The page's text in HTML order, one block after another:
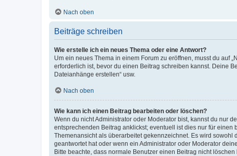
Nach oben
Beiträge schreiben
Wie erstelle ich ein neues Thema oder eine Antwort?
Um ein neues Thema in einem Forum zu eröffnen, musst du auf
erforderlich ist, bevor du einen Beitrag schreiben kannst. Deine
Dateianhänge erstellen“ usw.
Nach oben
Wie kann ich einen Beitrag bearbeiten oder löschen?
Wenn du nicht Administrator oder Moderator bist, kannst du nur
entsprechenden Beitrag anklickst; eventuell ist dies nur für
Themenansicht als überarbeitet gekennzeichnet. Es wird
geantwortet hat oder wenn ein Administrator oder Moderator
Bitte beachte, dass normale Benutzer einen Beitrag nicht